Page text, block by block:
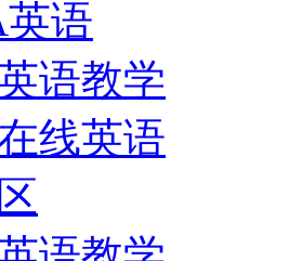
语
语教学
线英语